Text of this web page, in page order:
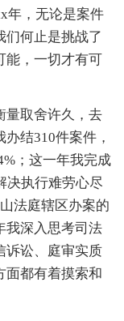
年，无论是案件
们何止是挑战了
能，一切才有可
取舍许久，去
结310件案件，
；这一年我完成
决执行难劳心尽
法庭辖区办案的
我深入思考司法
诉讼、庭审实质
面都有着摸索和